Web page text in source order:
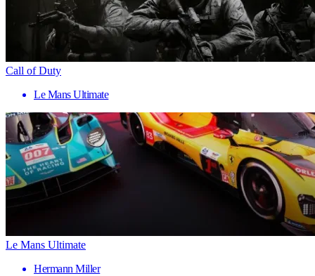
Call of Duty
Le Mans Ultimate
Le Mans Ultimate
Hermann Miller